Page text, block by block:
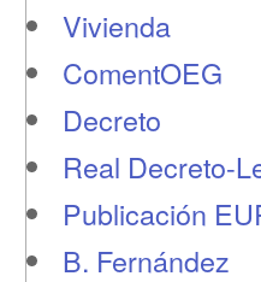
Vivienda
ComentOEG
Decreto
Real Decreto-
Publicación
B. Fernández